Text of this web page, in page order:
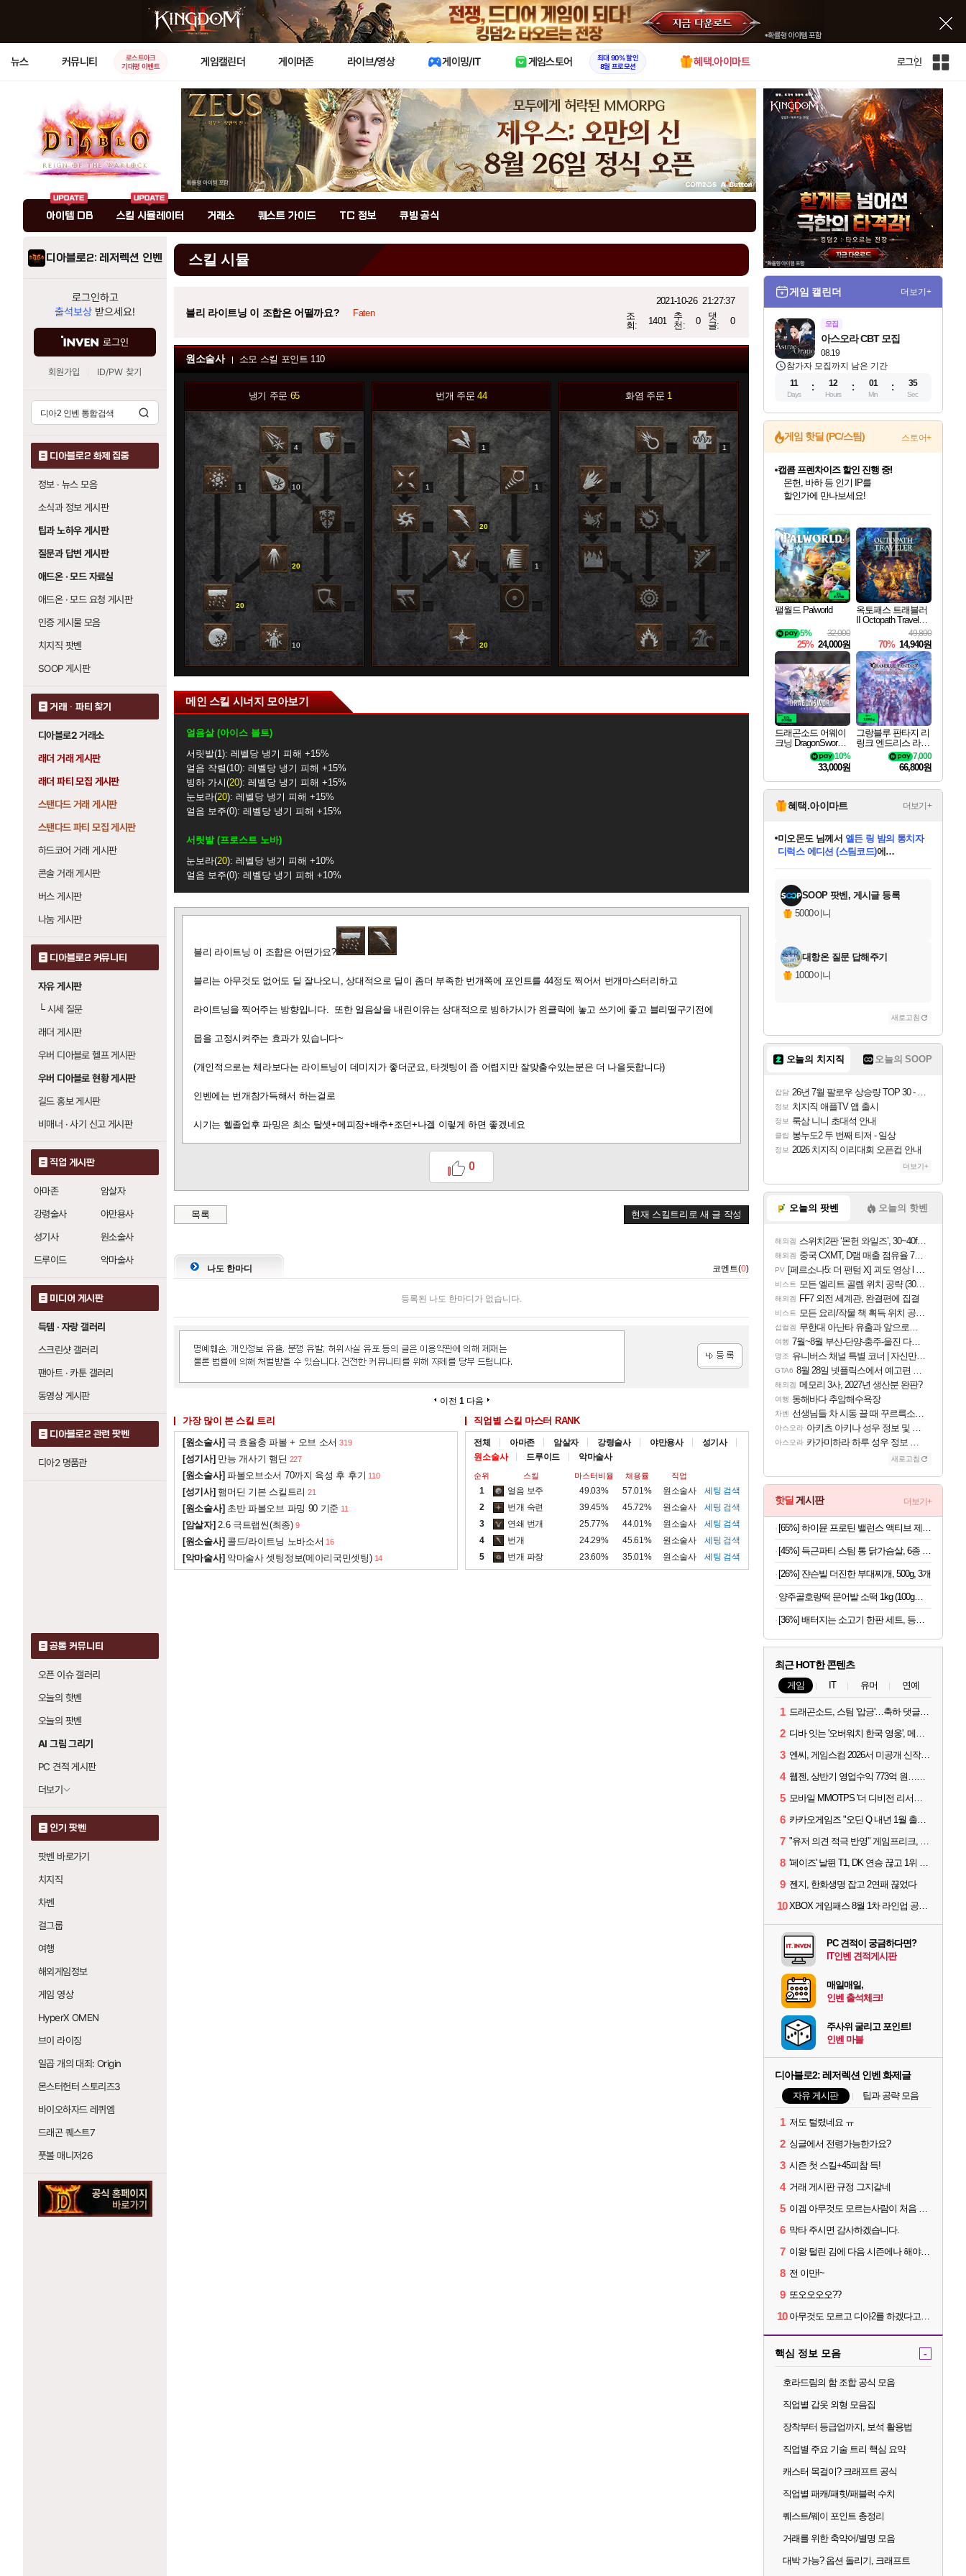
X
뉴스 커뮤니티
로스트아크
기대평 이벤트
게임캘린더 게이머존 라이브/영상 게이밍/IT 게임스토어
최대 90% 할인
8월 프로모션
혜택.아이마트 로그인
인
전
체
사
이
트
맵
아이템 DB 스킬 시뮬레이터 거래소 퀘스트 가이드 TC 정보 큐빙 공식
디아블로2: 레저렉션 인벤
로그인하고
출석보상 받으세요!
로그인
회원가입 ID/PW 찾기
디아블로2 화제 집중
정보 · 뉴스 모음
소식과 정보 게시판
팁과 노하우 게시판
질문과 답변 게시판
애드온 · 모드 자료실
애드온 · 모드 요청 게시판
인증 게시물 모음
치지직 팟벤
SOOP 게시판
거래 · 파티 찾기
디아블로2 거래소
래더 거래 게시판
래더 파티 모집 게시판
스탠다드 거래 게시판
스탠다드 파티 모집 게시판
하드코어 거래 게시판
콘솔 거래 게시판
버스 게시판
나눔 게시판
디아블로2 커뮤니티
자유 게시판
└시세 질문
래더 게시판
우버 디아블로 헬프 게시판
우버 디아블로 현황 게시판
길드 홍보 게시판
비매너 · 사기 신고 게시판
직업 게시판
아마존
암살자
강령술사
야만용사
성기사
원소술사
드루이드
악마술사
미디어 게시판
득템 · 자랑 갤러리
스크린샷 갤러리
팬아트 · 카툰 갤러리
동영상 게시판
디아블로2 관련 팟벤
디아2 명품관
공통 커뮤니티
오픈 이슈 갤러리
오늘의 핫벤
오늘의 팟벤
AI 그림 그리기
PC 견적 게시판
더보기
인기 팟벤
팟벤 바로가기
치지직
차벤
걸그룹
여행
해외게임정보
게임 영상
HyperX OMEN
브이 라이징
일곱 개의 대죄: Origin
몬스터헌터 스토리즈3
바이오하자드 레퀴엠
드래곤 퀘스트7
풋볼 매니저26
스킬 시뮬
블리 라이트닝 이 조합은 어떨까요? Faten
2021-10-26 21:27:37
조
회:
1401
추
천:
0
댓
글:
0
원소술사 소모 스킬 포인트 110
냉기 주문 65
4
1 10
20
20
10
번개 주문44
1
1 1
20
0 1
20
화염 주문 1
0 1
0
메인 스킬 시너지 모아보기
얼음살 (아이스 볼트)
서릿발 1 : 레벨당 냉기 피해 +15%
얼음 작렬 10 : 레벨당 냉기 피해 +15%
빙하 가시 20 : 레벨당 냉기 피해 +15%
눈보라 20 : 레벨당 냉기 피해 +15%
얼음 보주 0 : 레벨당 냉기 피해 +15%
서릿발 (프로스트 노바)
눈보라 20 : 레벨당 냉기 피해 +10%
얼음 보주 0 : 레벨당 냉기 피해 +10%
: 레벨당 빙결 지속시간 +10%
눈보라 20 : 레벨당 냉기 피해 +8%
얼음살
: 레벨당 냉기 피해 +5%
얼음 작렬
10
: 레벨당 냉기 피해 +5%
눈보라
20 : 레벨당 빙결 지속시간 +3%
얼음 보주
: 레벨당 냉기 피해 +5%
눈보라 (블리자드)
얼음 작렬 10 : 레벨당 냉기 피해 +5%
번개 20 : 레벨당 번개 피해 +6%
번개 (라이트닝)
번개 파장 0 : 레벨당 번개 피해 +8%
연쇄 번개 0 : 레벨당 번개 피해 +8%
블리 라이트닝 이 조합은 어떤가요?
블리는 아무것도 없어도 딜 잘나오니, 상대적으로 딜이 좀더 부족한 번개쪽에 포인트를 44정도 찍어서 번개마스터리하고
라이트닝을 찍어주는 방향입니다. 또한 얼음살을 내린이유는 상대적으로 빙하가시가 왼클릭에 놓고 쓰기에 좋고 블리떨구기전에
몹을 고정시켜주는 효과가 있습니다~
(개인적으로는 체라보다는 라이트닝이 데미지가 좋더군요, 타겟팅이 좀 어렵지만 잘맞출수있는분은 더 나을듯합니다)
인벤에는 번개참가득해서 하는걸로
시기는 헬졸업후 파밍은 최소 탈셋+메피장+배추+조던+나겔 이렇게 하면 좋겠네요
0
목록 현재 스킬트리로 새 글 작성
나도 한마디 코멘트(0)
등록된 나도 한마디가 없습니다.
이전 1 다음
가장 많이 본 스킬 트리
[원소술사] 극 효율충 파볼 + 오브 소서 319
[성기사] 만능 개사기 햄딘 227
[원소술사] 파볼오브소서 70까지 육성 후 후기 110
[성기사] 햄머딘 기본 스킬트리 21
[원소술사] 초반 파볼오브 파밍 90 기준 11
[암살자] 2.6 극트랩씬(최종) 9
[원소술사] 콜드/라이트닝 노바소서 16
[악마술사] 악마술사 셋팅정보(메아리국민셋팅) 14
직업별 스킬 마스터 RANK
전체 아마존 암살자 강령술사 야만용사
성기사
원소술사
드루이드 악마술사
순위 스킬 마스터비율 채용률 직업
1 얼음 보주 49.03% 57.01% 원소술사 세팅 검색
2
번개 숙련 39.45% 45.72% 원소술사 세팅 검색
3
연쇄 번개 25.77% 44.01% 원소술사 세팅 검색
4
번개 24.29% 45.61% 원소술사 세팅 검색
5
번개 파장 23.60% 35.01% 원소술사 세팅 검색
게임 캘린더 더보기+
모집
08.19
아스오라 CBT 모집
참가자 모집까지 남은 기간
11
Days
12
Hours
01
Min
34
Sec
게임 핫딜 (PC/스팀) 스토어+
최대 90% 할인가를 만나보세요!
네이버혜택과 함께 만나보세요!
50%할인&추가 적립까지!
네이버 포인트 혜택까지!
이니&베니 혜택까지!
네이버 혜택가와 함께 예약하세요!
할인&네이버혜택으로 만나보세요!
네이버페이 혜택과 만나보세요!
40주년 프로모션으로 만나보세요!
캡콤 프렌차이즈 할인 진행 중!
몬헌, 바하 등 인기 IP를
할인가에 만나보세요!
일부 에디션 상시 할인!
혜택으로 예약 판매 중
편안하게 충전하세요
팰월드 Palworld
32,000
5%
25% 24,000원
옥토패스 트래블러
II Octopath Traveler I
49,800
70% 14,940원
드래곤소드 어웨이
크닝 DragonSword A
10%
33,000원
그랑블루 판타지 리
링크 엔드리스 라그
나로크 Granblue Fa
ntasy Relink Endless
7,000
66,800원
혜택.아이마트 더보기+
교환.
당첨되셨습니다.
당첨되셨습니다.
당첨되셨습니다.
미오몬도님께서 엘든 링 밤의 통치자
디럭스 에디션 (스팀코드)에
당첨되셨습니다.
당첨되셨습니다.
당첨되셨습니다.
에디션 (스팀코드) 를 교환.
당첨되셨습니다.
SOOP 팟벤, 게시글 등록
5000이니
대항온 질문 답해주기
1000이니
새로고침
오늘의 치지직 오늘의 SOOP
잡담 26년 7월 팔로우 상승량 TOP 30 - 월간 치지직
정보 치지직 애플TV 앱 출시
정보 룩삼 니니 초대석 안내
클립 봉누도2 두 번째 티저 - 일상
정보 2026 치지직 이리대회 오픈컵 안내
더보기+
오늘의 팟벤 오늘의 핫벤
해외겜 스위치2판 ‘몬헌 와일즈’, 30~40fps 목표 추정
해외겜 중국 CXMT, D램 매출 점유율 7%…글로벌 4위로 부상
PV [페르소나5: 더 팬텀 X] 괴도 영상 l 타카마키 안·댄싱 스타
비스트 모든 엘리트 골렘 위치 공략 (30개) - 방랑 결투가
해외겜 FF7 외전 세계관, 완결편에 집결
비스트 모든 요리/작물 책 획득 위치 공략 (36개) - 미식가 도전과제
섭컬겜 무한대 아난타 유출과 앞으로의 예상 (루머)
여행 7월~8월 부산-단양-충주-울진 다녀왔어요~
명조 유니버스 채널 특별 코너 | 자신만의 스타일
GTA6 8월 28일 넷플릭스에서 예고편 공개 예정
해외겜 메모리 3사, 2027년 생산분 완판?
여행 동해바다 추암해수욕장
차벤 선생님들 차 시동 끌 때 꾸르륵소리나는데
아스오라 아키츠 아키나 성우 정보 및 주요 필모
아스오라 카가미하라 하루 성우 정보 및 주요 필모
새로고침
핫딜 게시판 더보기+
[26%] 쟌슨빌 더진한 부대찌개, 500g, 3개
양주골호랑떡 문어발 소떡 1kg (100g당 1,340원)
[36%] 배터지는 소고기 한판 세트, 등심살 300g + 살치살 200g + 부채살 200g + 갈비살 200g + 우삼겹 300g, 1.2kg, 1세트
최근 HOT한 콘텐츠
게임 IT 유머 연예
1 드래곤소드, 스팀 '압긍'…축하 댓글 달고 게임 코드 받자!
2 디바 잇는 '오버워치 한국 영웅', 메카 파일럿 디몬 나온다
3 엔씨, 게임스컴 2026서 미공개 신작 최초 공개
4 웹젠, 상반기 영업수익 773억 원…순이익 89% 증가
5 모바일 MMOTPS '더 디비전 리서전스', 6일 스팀에도 출시
6 카카오게임즈 "오딘 Q 내년 1월 출시, 연기는 없다"
7 "유저 의견 적극 반영" 게임프리크, 비스트 오브 리인카네이션 개선 나선다
8 '페이즈' 날뛴 T1, DK 연승 끊고 1위 지켜
9 젠지, 한화생명 잡고 2연패 끊었다
10 XBOX 게임패스 8월 1차 라인업 공개... '비스트 오브 리인카네이션' 즉시 합류
PC 견적이 궁금하다면?
IT인벤 견적게시판
매일매일,
인벤 출석체크!
주사위 굴리고 포인트!
인벤 마블
디아블로2: 레저렉션 인벤 화제글
자유 게시판 팁과 공략 모음
1 저도 털렸네요 ㅠ
2 싱글에서 전령가능한가요?
3 시즌 첫 스킬+45피참 득!
4 거래 게시판 규정 그지같네
5 이겜 아무것도 모르는사람이 처음 시작하기 괜찮나요?
6 막타 주시면 감사하겠습니다.
7 이왕 털린 김에 다음 시즌에나 해야겠네요
8 전 이만!~
9 또오오오오??
10 아무것도 모르고 디아2를 하겠다고요???
핵심 정보 모음 -
호라드림의 함 조합 공식 모음
직업별 갑옷 외형 모음집
장착부터 등급업까지, 보석 활용법
직업별 주요 기술 트리 핵심 요약
캐스터 목걸이? 크래프트 공식
직업별 패캐/패힛/패블럭 수치
퀘스트/웨이 포인트 총정리
거래를 위한 축약어/별명 모음
대박 가능? 옵션 돌리기, 크래프트